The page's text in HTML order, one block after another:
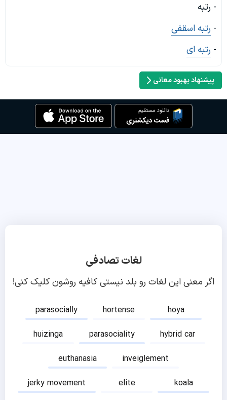
- رتبه
- رتبه اسقفی
- رتبه ای
پیشنهاد بهبود معانی
لغات تصادفی
اگر معنی این لغات رو بلد نیستی کافیه روشون کلیک کنی!
parasocially hortense
hoya
huizinga
parasociality
hybrid car
euthanasia
inveiglement
jerky movement
elite
koala